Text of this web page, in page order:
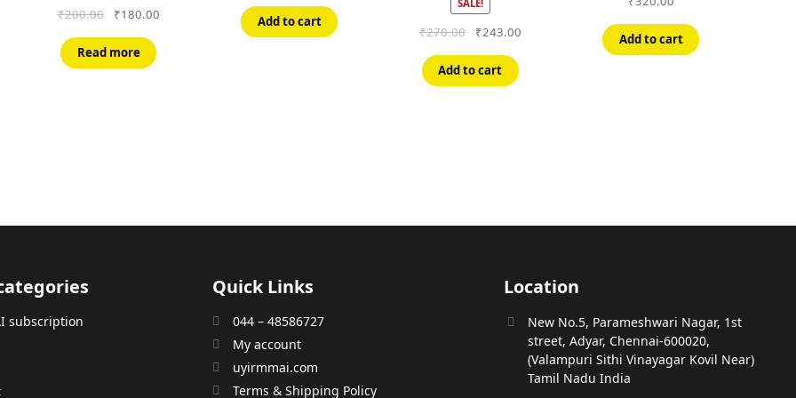
₹200.00
Original
was:
₹200.00.
₹180.00Current
Read more
Add to cart
SALE!
₹270.00
Original
was:
₹270.00.
₹243.00Current
Add to cart
Add to cart
subscription
Quick Links
044 – 48586727
My account
uyirmmai.com
Terms & Shipping Policy
Location
New No.5, Parameshwari Nagar, 1st
street, Adyar, Chennai-600020,
(Valampuri Sithi Vinayagar Kovil Near)
Tamil Nadu India